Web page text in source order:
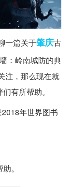
一篇关于肇庆古
：岭南城防的典
注，那么现在就
有所帮助。
年世界图书
。